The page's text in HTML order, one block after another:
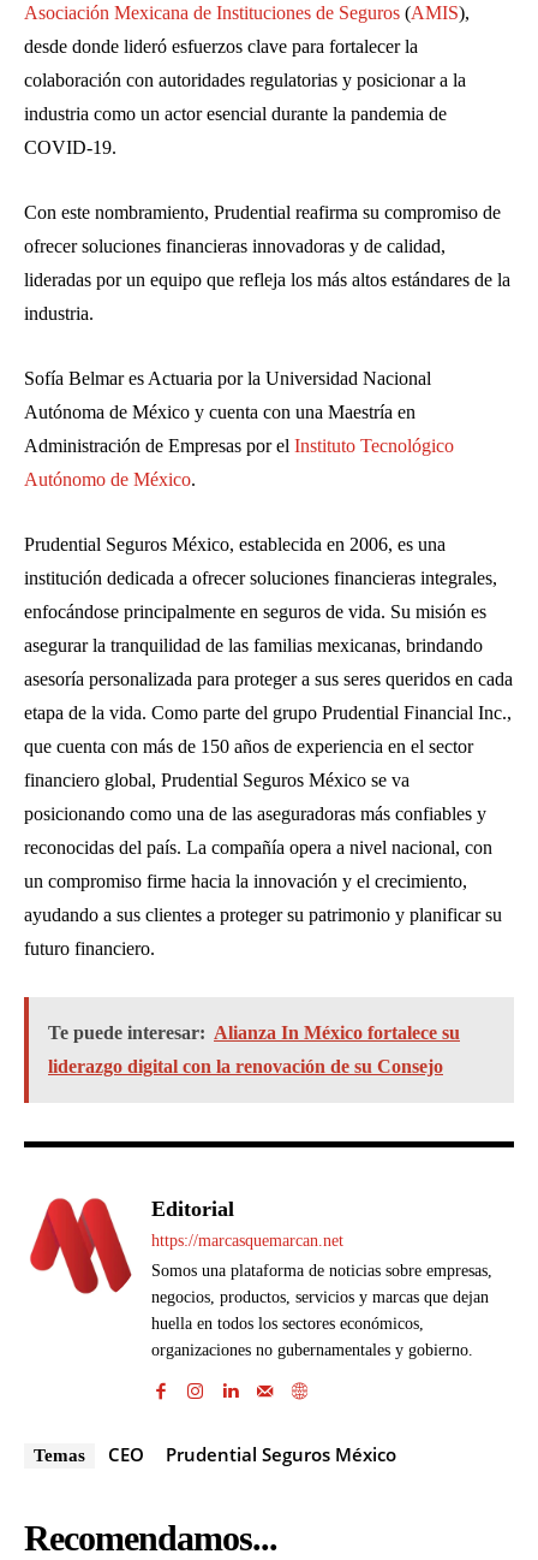
Asociación Mexicana de Instituciones de Seguros (AMIS),
desde donde lideró esfuerzos clave para fortalecer la
colaboración con autoridades regulatorias y posicionar a la
industria como un actor esencial durante la pandemia de
COVID-19.
Con este nombramiento, Prudential reafirma su compromiso de
ofrecer soluciones financieras innovadoras y de calidad,
lideradas por un equipo que refleja los más altos estándares de la
industria.
Sofía Belmar es Actuaria por la Universidad Nacional
Autónoma de México y cuenta con una Maestría en
Administración de Empresas por el Instituto Tecnológico
Autónomo de México.
Prudential Seguros México, establecida en 2006, es una
institución dedicada a ofrecer soluciones financieras integrales,
enfocándose principalmente en seguros de vida. Su misión es
asegurar la tranquilidad de las familias mexicanas, brindando
asesoría personalizada para proteger a sus seres queridos en cada
etapa de la vida. Como parte del grupo Prudential Financial Inc.,
que cuenta con más de 150 años de experiencia en el sector
financiero global, Prudential Seguros México se va
posicionando como una de las aseguradoras más confiables y
reconocidas del país. La compañía opera a nivel nacional, con
un compromiso firme hacia la innovación y el crecimiento,
ayudando a sus clientes a proteger su patrimonio y planificar su
futuro financiero.
Te puede interesar: Alianza In México fortalece su
liderazgo digital con la renovación de su Consejo
Editorial
https://marcasquemarcan.net
Somos una plataforma de noticias sobre empresas,
negocios, productos, servicios y marcas que dejan
huella en todos los sectores económicos,
organizaciones no gubernamentales y gobierno.
Temas CEO Prudential Seguros México
Recomendamos...